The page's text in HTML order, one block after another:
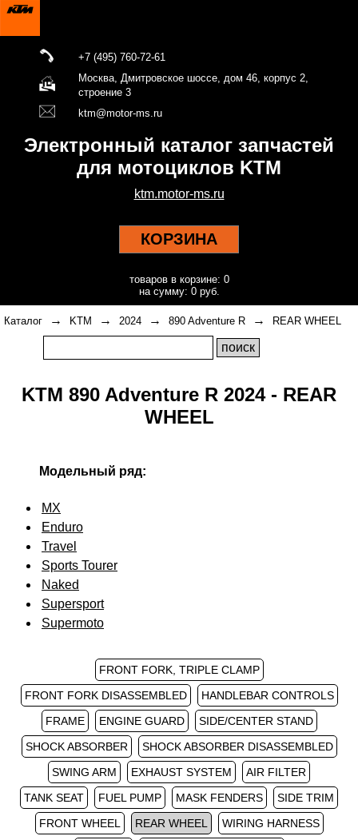
+7 (495) 760-72-61
Москва, Дмитровское шоссе, дом 46, корпус 2,
строение 3
ktm@motor-ms.ru
Электронный каталог запчастей
для мотоциклов KTM
ktm.motor-ms.ru
КОРЗИНА
товаров в корзине: 0
на сумму: 0 руб.
Каталог → KTM → 2024 → 890 Adventure R → REAR WHEEL
KTM 890 Adventure R 2024 - REAR
WHEEL
Модельный ряд:
MX
Enduro
Travel
Sports Tourer
Naked
Supersport
Supermoto
FRONT FORK, TRIPLE CLAMP
FRONT FORK DISASSEMBLED
HANDLEBAR CONTROLS
FRAME
ENGINE GUARD
SIDE/CENTER STAND
SHOCK ABSORBER
SHOCK ABSORBER DISASSEMBLED
SWING ARM
EXHAUST SYSTEM
AIR FILTER
TANK SEAT
FUEL PUMP MASK FENDERS
SIDE TRIM
FRONT WHEEL
REAR WHEEL
WIRING HARNESS